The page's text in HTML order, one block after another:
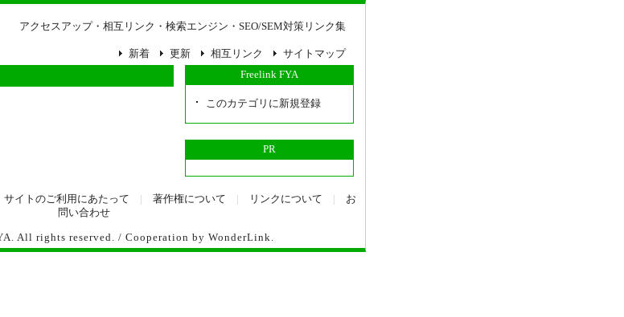
アクセスアップ・相互リンク・検索エンジン・SEO/SEM対策リンク集
サイトマップ
相互リンク
更新
新着
Freelink FYA
このカテゴリに新規登録
PR
サイトのご利用にあたって 著作権について リンクについて
お
問い合わせ
. All rights reserved. / Cooperation by WonderLink.